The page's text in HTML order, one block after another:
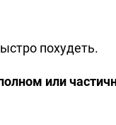
похудеть.
или